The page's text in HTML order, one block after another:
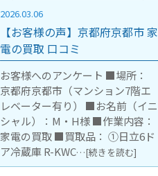
2025.11.28
【お客様の声】大阪府豊中市 不
用品の引取り口コミ
お客様へのアンケート ■場所：
大阪府豊中市（マンション3階 階
段下ろし作業） ■お名前（イニシ
ャル）： ■作業内容：不用品の引
取 ■引取品：キッチンボード1台
■作業員：2名 ■…[続きを読む]